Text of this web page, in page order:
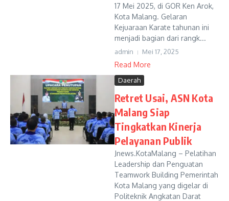
17 Mei 2025, di GOR Ken Arok,
Kota Malang. Gelaran
Kejuaraan Karate tahunan ini
menjadi bagian dari rangk...
admin Mei 17, 2025
Read More
Daerah
Retret Usai, ASN Kota
Malang Siap
Tingkatkan Kinerja
Pelayanan Publik
Jnews.KotaMalang – Pelatihan
Leadership dan Penguatan
Teamwork Building Pemerintah
Kota Malang yang digelar di
Politeknik Angkatan Darat